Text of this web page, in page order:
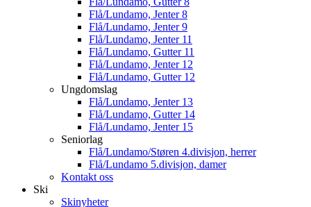
Flå/Lundamo, Jenter 8
Flå/Lundamo, Jenter 9
Flå/Lundamo, Jenter 11
Flå/Lundamo, Gutter 11
Flå/Lundamo, Jenter 12
Flå/Lundamo, Gutter 12
Ungdomslag
Flå/Lundamo, Jenter 13
Flå/Lundamo, Gutter 14
Flå/Lundamo, Jenter 15
Seniorlag
Flå/Lundamo/Støren 4.divisjon, herrer
Flå/Lundamo 5.divisjon, damer
Kontakt oss
Ski
Skinyheter